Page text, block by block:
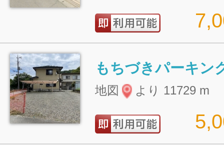
もちづきパーキン
地図 より 11729 m